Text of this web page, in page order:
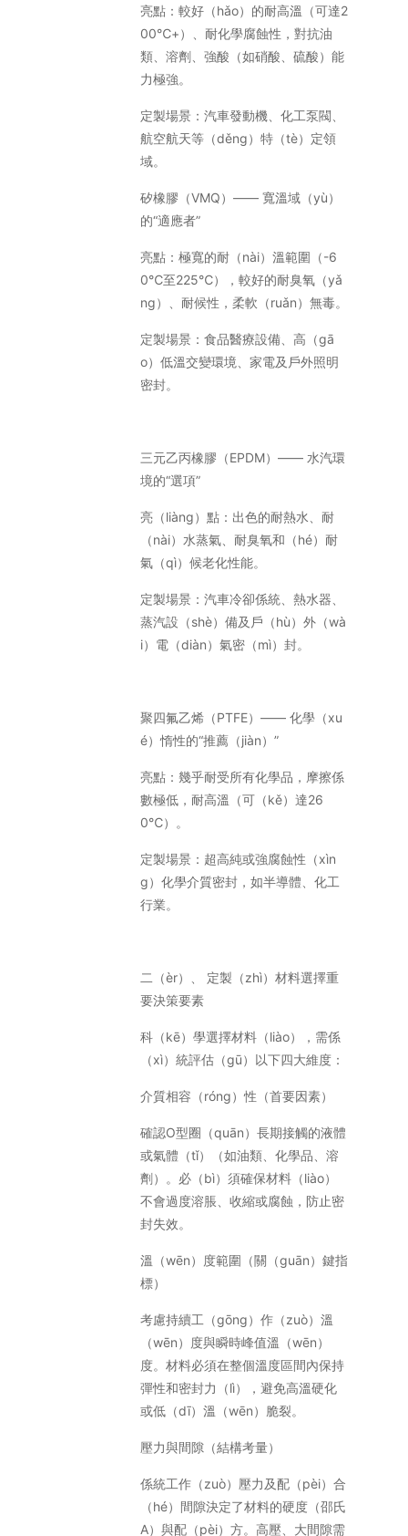
亮點：較好（hǎo）的耐高溫（可達2
00℃+）、耐化學腐蝕性，對抗油
類、溶劑、強酸（如硝酸、硫酸）能
力極強。
定製場景：汽車發動機、化工泵閥、
航空航天等（děng）特（tè）定領
域。
矽橡膠（VMQ）—— 寬溫域（yù）
的“適應者”
亮點：極寬的耐（nài）溫範圍（-6
0℃至225℃），較好的耐臭氧（yǎ
ng）、耐候性，柔軟（ruǎn）無毒。
定製場景：食品醫療設備、高（gā
o）低溫交變環境、家電及戶外照明
密封。
三元乙丙橡膠（EPDM）—— 水汽環
境的“選項”
亮（liàng）點：出色的耐熱水、耐
（nài）水蒸氣、耐臭氧和（hé）耐
氣（qì）候老化性能。
定製場景：汽車冷卻係統、熱水器、
蒸汽設（shè）備及戶（hù）外（wà
i）電（diàn）氣密（mì）封。
聚四氟乙烯（PTFE）—— 化學（xu
é）惰性的“推薦（jiàn）”
亮點：幾乎耐受所有化學品，摩擦係
數極低，耐高溫（可（kě）達26
0℃）。
定製場景：超高純或強腐蝕性（xìn
g）化學介質密封，如半導體、化工
行業。
二（èr）、 定製（zhì）材料選擇重
要決策要素
科（kē）學選擇材料（liào），需係
（xì）統評估（gū）以下四大維度：
介質相容（róng）性（首要因素）
確認O型圈（quān）長期接觸的液體
或氣體（tǐ）（如油類、化學品、溶
劑）。必（bì）須確保材料（liào）
不會過度溶脹、收縮或腐蝕，防止密
封失效。
溫（wēn）度範圍（關（guān）鍵指
標）
考慮持續工（gōng）作（zuò）溫
（wēn）度與瞬時峰值溫（wēn）
度。材料必須在整個溫度區間內保持
彈性和密封力（lì），避免高溫硬化
或低（dī）溫（wēn）脆裂。
壓力與間隙（結構考量）
係統工作（zuò）壓力及配（pèi）合
（hé）間隙決定了材料的硬度（邵氏
A）與配（pèi）方。高壓、大間隙需